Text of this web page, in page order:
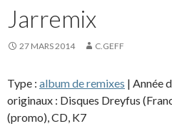
Jarremix
27 MARS 2014 C.GEFF
Type : album de remixes | Année
originaux : Disques Dreyfus
(promo), CD, K7